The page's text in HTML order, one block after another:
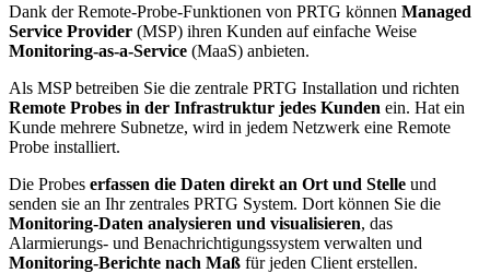
Dank der Remote-Probe-Funktionen von PRTG können Managed
Service Provider (MSP) ihren Kunden auf einfache Weise
Monitoring-as-a-Service (MaaS) anbieten.
Als MSP betreiben Sie die zentrale PRTG Installation und richten
Remote Probes in der Infrastruktur jedes Kunden ein. Hat ein
Kunde mehrere Subnetze, wird in jedem Netzwerk eine Remote
Probe installiert.
Die Probes erfassen die Daten direkt an Ort und Stelle und
senden sie an Ihr zentrales PRTG System. Dort können Sie die
Monitoring-Daten analysieren und visualisieren, das
Alarmierungs- und Benachrichtigungssystem verwalten und
Monitoring-Berichte nach Maß für jeden Client erstellen.